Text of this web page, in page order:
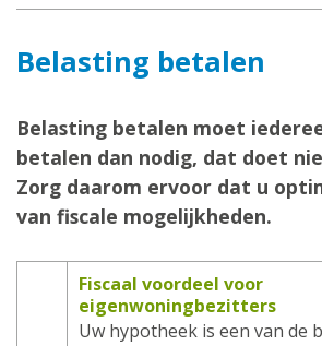
Belasting betalen
Belasting betalen moet
betalen dan nodig, dat doet
Zorg daarom ervoor dat u
van fiscale mogelijkheden.
Fiscaal voordeel voor
eigenwoningbezitters
Uw hypotheek is een van de